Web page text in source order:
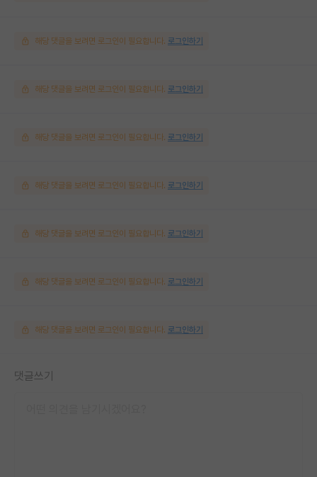
해당 댓글을 보려면 로그인이 필요합니다. 로그인하기
해당 댓글을 보려면 로그인이 필요합니다. 로그인하기
해당 댓글을 보려면 로그인이 필요합니다. 로그인하기
해당 댓글을 보려면 로그인이 필요합니다. 로그인하기
해당 댓글을 보려면 로그인이 필요합니다. 로그인하기
해당 댓글을 보려면 로그인이 필요합니다. 로그인하기
해당 댓글을 보려면 로그인이 필요합니다. 로그인하기
댓글쓰기